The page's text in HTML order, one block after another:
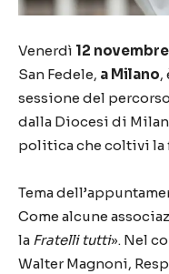
Venerdì 12 novembre
San Fedele, a Milano,
sessione del
dalla Diocesi di
politica che coltivi la
Tema
Come alcune
la Fratelli tutti». Nel
Walter Magnoni,